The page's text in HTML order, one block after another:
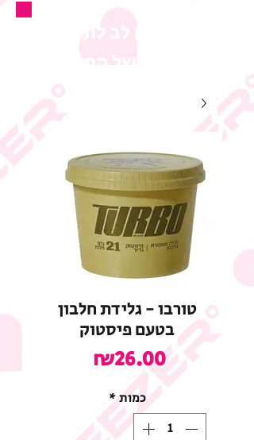
המבצע של המוצר
טורבו - גלידת חלבון
בטעם פיסטוק
₪26.00
כמות*